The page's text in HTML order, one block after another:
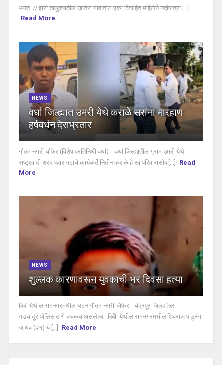
भगत // झरी तालुक्यातील खातेरा गावातील एका विवाहित महिलेने नदीपात्रा [...]
Read More
NEWS
वर्धा जिल्ह्यात उमरी येथे कराळे सरांना मारहाण
हर्षवर्धन देसभ्रतार
गौतम नगरी चौफेर (विशेष प्रतिनिधी वर्धा) :- वर्धा जिल्ह्यातील ग्राम उमरी येथे
राष्ट्रवादी शरद पवार गटाचे कार्यकर्ते नितीन कराळे हे स्व परिवारासोब [...]
Read
More
NEWS
शुल्लक कारणावरून युवकाची भर दिवसा हत्या
बिबी येथील रामनगरमधील घटनागौतम नगरी चौफेर - चंद्रपूर जिल्ह्यतिल
गडचांदूर पोलिस ठाणे जवळच असलेल्या बिबी येथील रामनगरमधील शिवराज पांडुरंग
जाधव (२१) य [...]
Read More